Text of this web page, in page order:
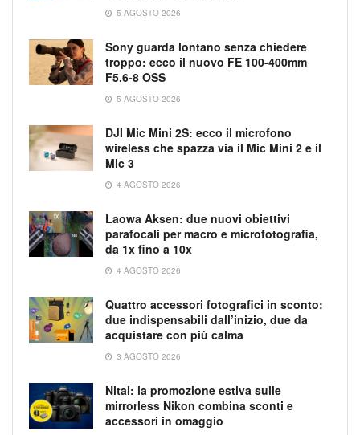
5 AGOSTO 2026
Sony guarda lontano senza chiedere
troppo: ecco il nuovo FE 100-400mm
F5.6-8 OSS
5 AGOSTO 2026
DJI Mic Mini 2S: ecco il microfono
wireless che spazza via il Mic Mini 2 e il
Mic 3
4 AGOSTO 2026
Laowa Aksen: due nuovi obiettivi
parafocali per macro e microfotografia,
da 1x fino a 10x
4 AGOSTO 2026
Quattro accessori fotografici in sconto:
due indispensabili dall’inizio, due da
acquistare con più calma
3 AGOSTO 2026
Nital: la promozione estiva sulle
mirrorless Nikon combina sconti e
accessori in omaggio